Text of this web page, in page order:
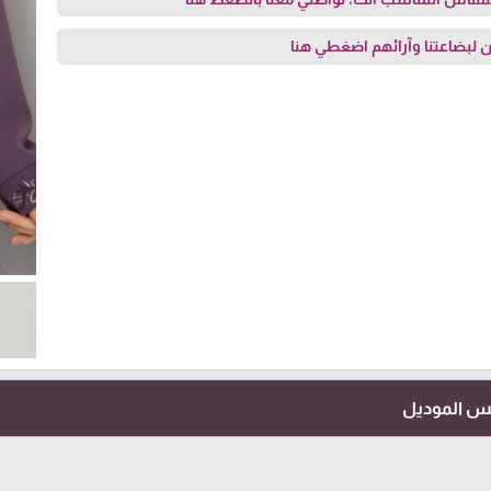
لبضاعتنا وآرائهم اضغطي هنا
الموديل